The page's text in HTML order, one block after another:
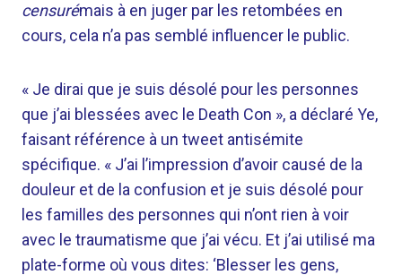
censurémais à en juger par les retombées en
cours, cela n’a pas semblé influencer le public.
« Je dirai que je suis désolé pour les personnes
que j’ai blessées avec le Death Con », a déclaré Ye,
faisant référence à un tweet antisémite
spécifique. « J’ai l’impression d’avoir causé de la
douleur et de la confusion et je suis désolé pour
les familles des personnes qui n’ont rien à voir
avec le traumatisme que j’ai vécu. Et j’ai utilisé ma
plate-forme où vous dites: ‘Blesser les gens,